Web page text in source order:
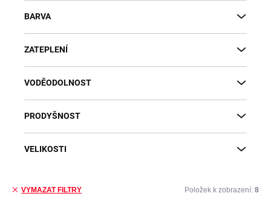
BARVA
ZATEPLENÍ
VODĚODOLNOST
PRODYŠNOST
VELIKOSTI
VYMAZAT FILTRY Položek k zobrazení: 8